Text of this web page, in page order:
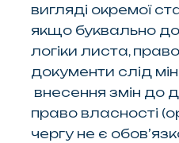
вигляді окремої
якщо буквально
логіки листа,
документи слід
внесення змін до
право власності
чергу не є